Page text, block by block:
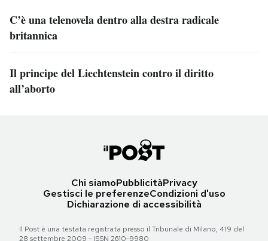
C’è una telenovela dentro alla destra radicale
britannica
Il principe del Liechtenstein contro il diritto
all’aborto
Chi siamoPubblicitàPrivacy
Gestisci le preferenzeCondizioni d'uso
Dichiarazione di accessibilità
Il Post è una testata registrata presso il Tribunale di Milano, 419 del
28 settembre 2009 - ISSN 2610-9980